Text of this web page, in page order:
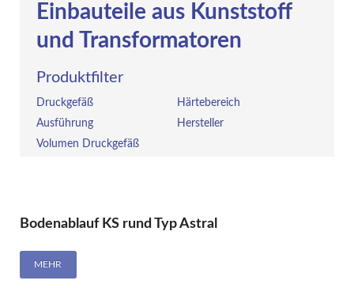
Einbauteile aus Kunststoff
und Transformatoren
Produktfilter
Druckgefäß
Härtebereich
Ausführung
Hersteller
Volumen Druckgefäß
Bodenablauf KS rund Typ Astral
MEHR